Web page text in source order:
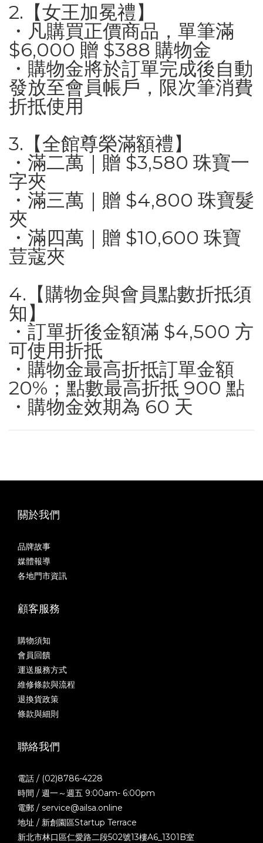
2.【女王加冕禮】
・凡購買正價商品，單筆滿
$6,000 贈 $388 購物金
・購物金將於訂單完成後自動
發放至會員帳戶，限次筆消費
折抵使用
3.【全館尊榮滿額禮】
・滿二萬｜贈 $3,580 珠寶一
字夾
・滿三萬｜贈 $4,800 珠寶髮
夾
・滿四萬｜贈 $10,600 珠寶
荳蔻夾
4.【購物金與會員點數折抵須
知】
・訂單折後金額滿 $4,500 方
可使用折抵
・購物金最高折抵訂單金額
20%；點數最高折抵 900 點
・購物金效期為 60 天
關於我們
品牌故事
媒體報導
各地門市資訊
顧客服務
購物須知
會員回饋
運送服務方式
維修條款與流程
退換貨政策
條款與細則
聯絡我們
電話 / (02)8786-4228
時間 / 週一～週五 9:00am- 6:00pm
電郵 / service@ailsa.online
地址 / 新創園區Startup Terrace
新北市林口區仁愛路二段502號13樓A6_1301B室